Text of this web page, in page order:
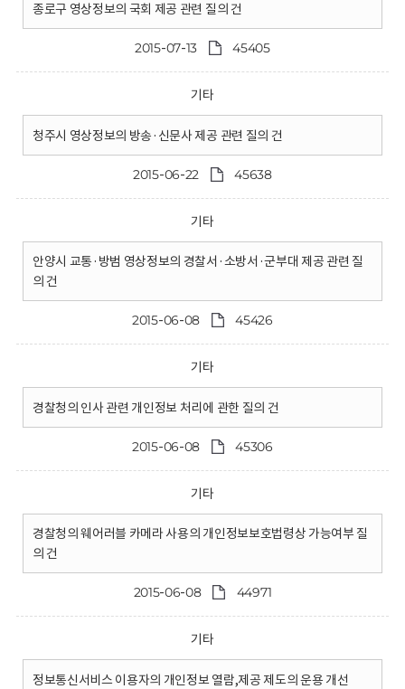
종로구 영상정보의 국회 제공 관련 질의 건
2015-07-13 45405
기타
청주시 영상정보의 방송·신문사 제공 관련 질의 건
2015-06-22 45638
기타
안양시 교통·방범 영상정보의 경찰서·소방서·군부대 제공 관련 질
의 건
2015-06-08 45426
기타
경찰청의 인사 관련 개인정보 처리에 관한 질의 건
2015-06-08 45306
기타
경찰청의 웨어러블 카메라 사용의 개인정보보호법령상 가능여부 질
의 건
2015-06-08 44971
기타
정보통신서비스 이용자의 개인정보 열람,제공 제도의 운용 개선